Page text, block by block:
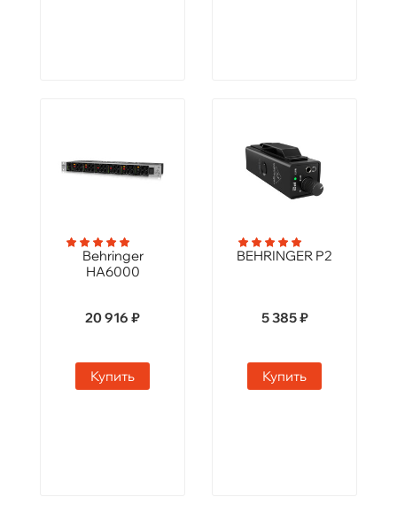
Behringer
HA6000
20 916 ₽
Купить
BEHRINGER P2
5 385 ₽
Купить